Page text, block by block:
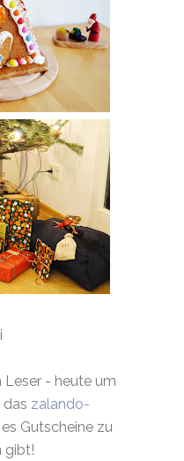
Leser - heute um
zalando-
Gutscheine zu
gibt!